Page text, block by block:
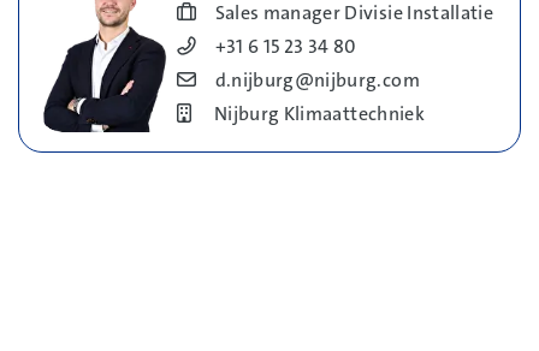
Blog_field_Functie
Sales manager Divisie Installatie
Blog_field_Telefoonnummer
+31 6 15 23 34 80
Blog_field_E-mail
d.nijburg@nijburg.com
Bedrijf
Nijburg Klimaattechniek